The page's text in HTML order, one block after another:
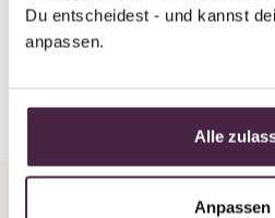
Du entscheidest - und kannst
anpassen.
Alle
Anpassen